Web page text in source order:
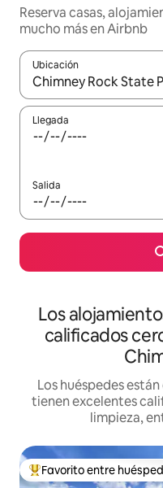
Reserva casas,
mucho más en Airbnb
Ubicación
Cuando los resultados
Llegada
Salida
Los
calificados
Los huéspedes
tienen excelentes
limpieza,
De los mejores en
Favorito entre